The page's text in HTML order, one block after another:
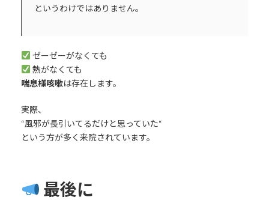
というわけではありません。
ゼーゼーがなくても
熱がなくても
喘息様咳嗽は存在します。
実際、
“風邪が長引いてるだけと思っていた“
という方が多く来院されています。
最後に